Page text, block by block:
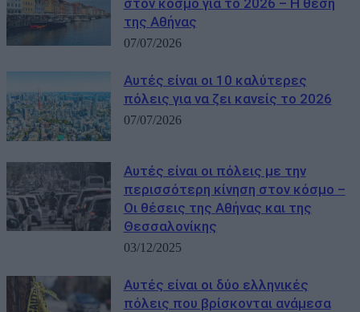
της Αθήνας
07/07/2026
Αυτές είναι οι 10 καλύτερες
πόλεις για να ζει κανείς το 2026
07/07/2026
Αυτές είναι οι πόλεις με την
περισσότερη κίνηση στον κόσμο –
Οι θέσεις της Αθήνας και της
Θεσσαλονίκης
03/12/2025
Αυτές είναι οι δύο ελληνικές
πόλεις που βρίσκονται ανάμεσα